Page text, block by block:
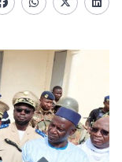
FacebookwhatsappTwitter